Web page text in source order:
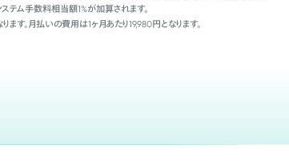
ム手数料相当額1%が加算されます。
す。月払いの費用は1ヶ月あたり19,980円となります。